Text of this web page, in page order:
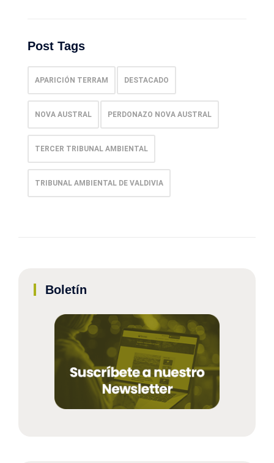
Post Tags
APARICIÓN TERRAM DESTACADO
NOVA AUSTRAL PERDONAZO NOVA AUSTRAL
TERCER TRIBUNAL AMBIENTAL
TRIBUNAL AMBIENTAL DE VALDIVIA
Boletín